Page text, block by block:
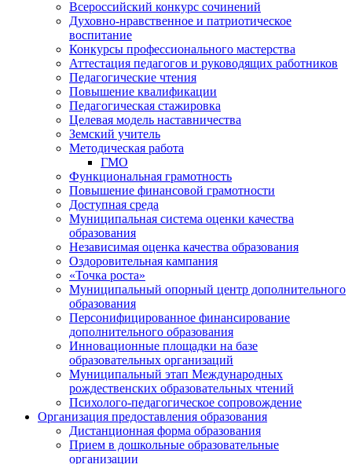
Всероссийский конкурс сочинений
Духовно-нравственное и патриотическое
воспитание
Конкурсы профессионального мастерства
Аттестация педагогов и руководящих работников
Педагогические чтения
Повышение квалификации
Педагогическая стажировка
Целевая модель наставничества
Земский учитель
Методическая работа
ГМО
Функциональная грамотность
Повышение финансовой грамотности
Доступная среда
Муниципальная система оценки качества
образования
Независимая оценка качества образования
Оздоровительная кампания
«Точка роста»
Муниципальный опорный центр дополнительного
образования
Персонифицированное финансирование
дополнительного образования
Инновационные площадки на базе
образовательных организаций
Муниципальный этап Международных
рождественских образовательных чтений
Психолого-педагогическое сопровождение
Организация предоставления образования
Дистанционная форма образования
Прием в дошкольные образовательные
организации